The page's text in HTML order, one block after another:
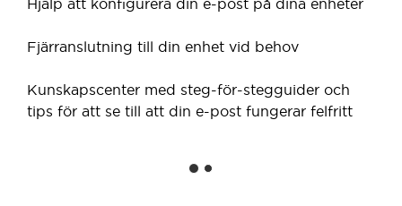
Fjärranslutning till din enhet vid behov
Kunskapscenter med steg-för-stegguider och
tips för att se till att din e-post fungerar felfritt